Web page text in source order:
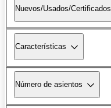
Nuevos/Usados/Certificados
Características
Número de asientos